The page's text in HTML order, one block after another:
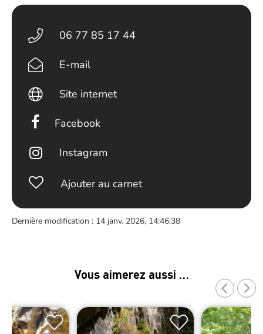
06 77 85 17 44
E-mail
Site internet
Facebook
Instagram
Ajouter au carnet
Dernière modification : 14 janv. 2026, 14:46:38
Vous aimerez aussi …